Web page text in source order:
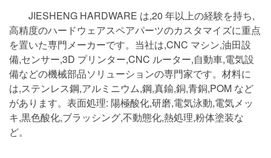
JIESHENG HARDWARE は,20 年以上の経験を持ち,
高精度のハードウェアスペアパーツのカスタマイズに重点
を置いた専門メーカーです。 当社は,CNC マシン,油田設
備,センサー,3D プリンター,CNC ルーター,自動車,電気設
備などの機械部品ソリューションの専門家です。材料に
は,ステンレス鋼,アルミニウム,鋼,真鍮,銅,青銅,POM など
があります。表面処理: 陽極酸化,研磨,電気泳動,電気メッ
キ,黒色酸化,ブラッシング,不動態化,熱処理,粉体塗装な
ど。